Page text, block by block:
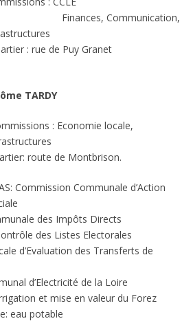
Communication,
: rue de Puy Granet
TARDY
: Economie locale,
route de Montbrison.
Commission Communale d’Action
des Impôts Directs
des Listes Electorales
d’Evaluation des Transferts de
d’Electricité de la Loire
et mise en valeur du Forez
eau potable